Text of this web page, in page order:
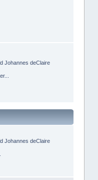
Johannes deClaire
Johannes deClaire